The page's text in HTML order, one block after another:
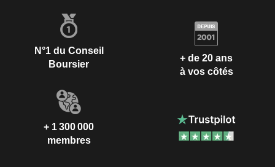
N°1 du Conseil
Boursier
+ de 20 ans
à vos côtés
+ 1 300 000
membres